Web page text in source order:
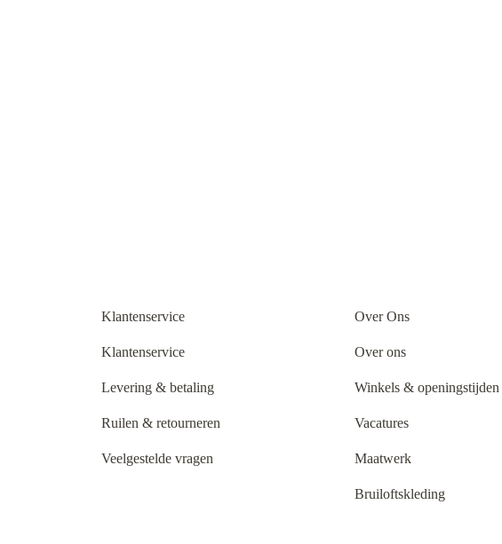
Klantenservice
Klantenservice
Levering & betaling
Ruilen & retourneren
Veelgestelde vragen
Over Ons
Over ons
Winkels & openingstijden
Vacatures
Maatwerk
Bruiloftskleding